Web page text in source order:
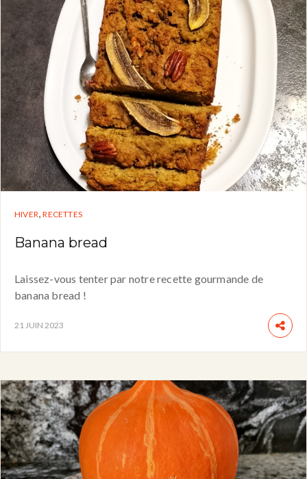
HIVER,RECETTES
Banana bread
Laissez-vous tenter par notre recette gourmande de
banana bread !
21 JUIN 2023